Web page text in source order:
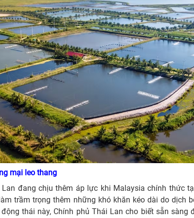
mại leo thang
Lan đang chịu thêm áp lực khi Malaysia chính thức
trầm trọng thêm những khó khăn kéo dài do dịch
thái này, Chính phủ Thái Lan cho biết sẵn